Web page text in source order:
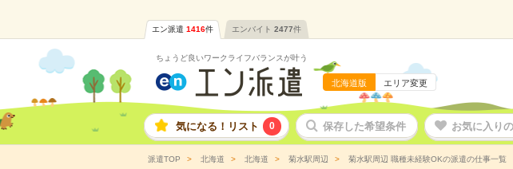
エン派遣 1416件 エンバイト 2477件
ちょうど良いワークライフバランスが叶う
北海道版 エリア変更
気になる！リスト 0 保存した希望条件 お気に入り
派遣TOP 北海道 北海道 菊水駅周辺 菊水駅周辺 職種未経験OKの派遣の仕事一覧